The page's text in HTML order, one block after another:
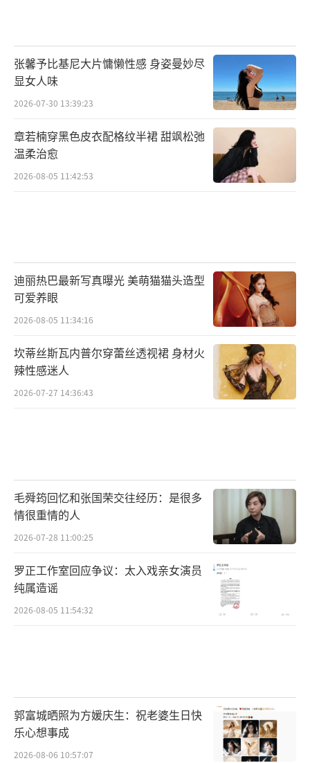
张馨予比基尼大片慵懒性感 身姿曼妙尽
显女人味
2026-07-30 13:39:23
章若楠穿黑色皮衣配格纹半裙 甜飒松弛
温柔治愈
2026-08-05 11:42:53
迪丽热巴最新写真曝光 美萌猫猫头造型
可爱养眼
2026-08-05 11:34:16
坎蒂丝斯瓦内普尔穿蕾丝透视裙 身材火
辣性感迷人
2026-07-27 14:36:43
毛舜筠回忆和张国荣交往经历：是很多
情很重情的人
2026-07-28 11:00:25
罗正工作室回应争议：太入戏亲女演员
纯属造谣
2026-08-05 11:54:32
郭富城晒照为方媛庆生：祝老婆生日快
乐心想事成
2026-08-06 10:57:07